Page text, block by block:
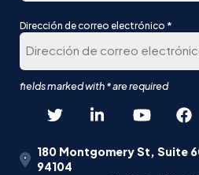
Dirección de correo electrónico *
180 Montgomery St, Suite
94104